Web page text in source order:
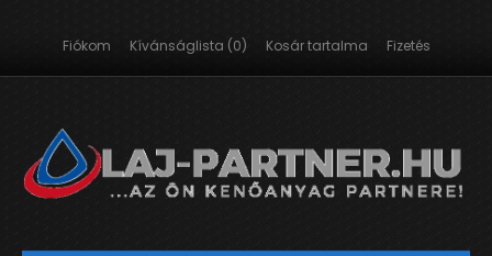
Fiókom Kívánságlista (0) Kosár tartalma Fizetés